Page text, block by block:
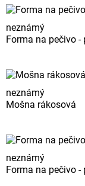
neznámý
Forma na pečivo -
neznámý
Mošna rákosová
neznámý
Forma na pečivo -